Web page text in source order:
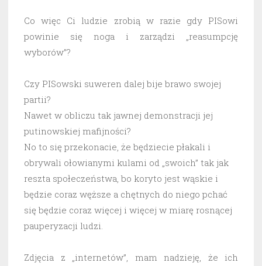
Co więc Ci ludzie zrobią w razie gdy PISowi
powinie się noga i zarządzi „reasumpcję
wyborów”?
Czy PISowski suweren dalej bije brawo swojej
partii?
Nawet w obliczu tak jawnej demonstracji jej
putinowskiej mafijności?
No to się przekonacie, że będziecie płakali i
obrywali ołowianymi kulami od „swoich” tak jak
reszta społeczeństwa, bo koryto jest wąskie i
będzie coraz węższe a chętnych do niego pchać
się będzie coraz więcej i więcej w miarę rosnącej
pauperyzacji ludzi.
Zdjęcia z „internetów”, mam nadzieję, że ich